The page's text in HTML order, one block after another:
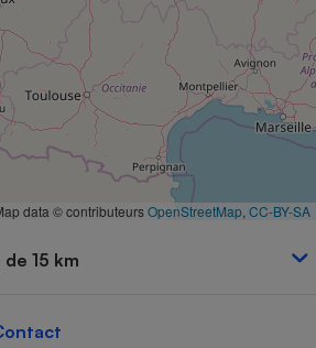
data © contributeursOpenStreetMap CC-BY-SA
15 km
Complément
alimentaire
Assurance emprunteur
Banque
Petit électroménager -
Matelas
Mutuelle